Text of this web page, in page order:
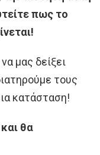
πως το
μας δείξει
τους
κατάσταση!
θα